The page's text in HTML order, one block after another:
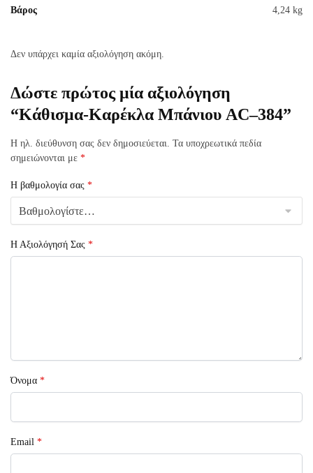
Βάρος 4,24 kg
Δεν υπάρχει καμία αξιολόγηση ακόμη.
Δώστε πρώτος μία αξιολόγηση
“Κάθισμα-Καρέκλα Μπάνιου AC–384”
Η ηλ. διεύθυνση σας δεν δημοσιεύεται. Τα υποχρεωτικά πεδία
σημειώνονται με *
Η βαθμολογία σας *
Η Αξιολόγησή Σας *
Όνομα *
Email *